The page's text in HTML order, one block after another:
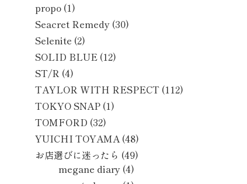
propo (1)
Seacret Remedy (30)
Selenite (2)
SOLID BLUE (12)
ST/R (4)
TAYLOR WITH RESPECT (112)
TOKYO SNAP (1)
TOMFORD (32)
YUICHI TOYAMA(48)
お店選びに迷ったら (49)
megane diary (4)